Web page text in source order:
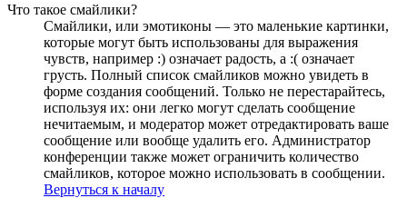
Что такое смайлики?
Смайлики, или эмотиконы — это маленькие картинки,
которые могут быть использованы для выражения
чувств, например :) означает радость, а :( означает
грусть. Полный список смайликов можно увидеть в
форме создания сообщений. Только не перестарайтесь,
используя их: они легко могут сделать сообщение
нечитаемым, и модератор может отредактировать ваше
сообщение или вообще удалить его. Администратор
конференции также может ограничить количество
смайликов, которое можно использовать в сообщении.
Вернуться к началу